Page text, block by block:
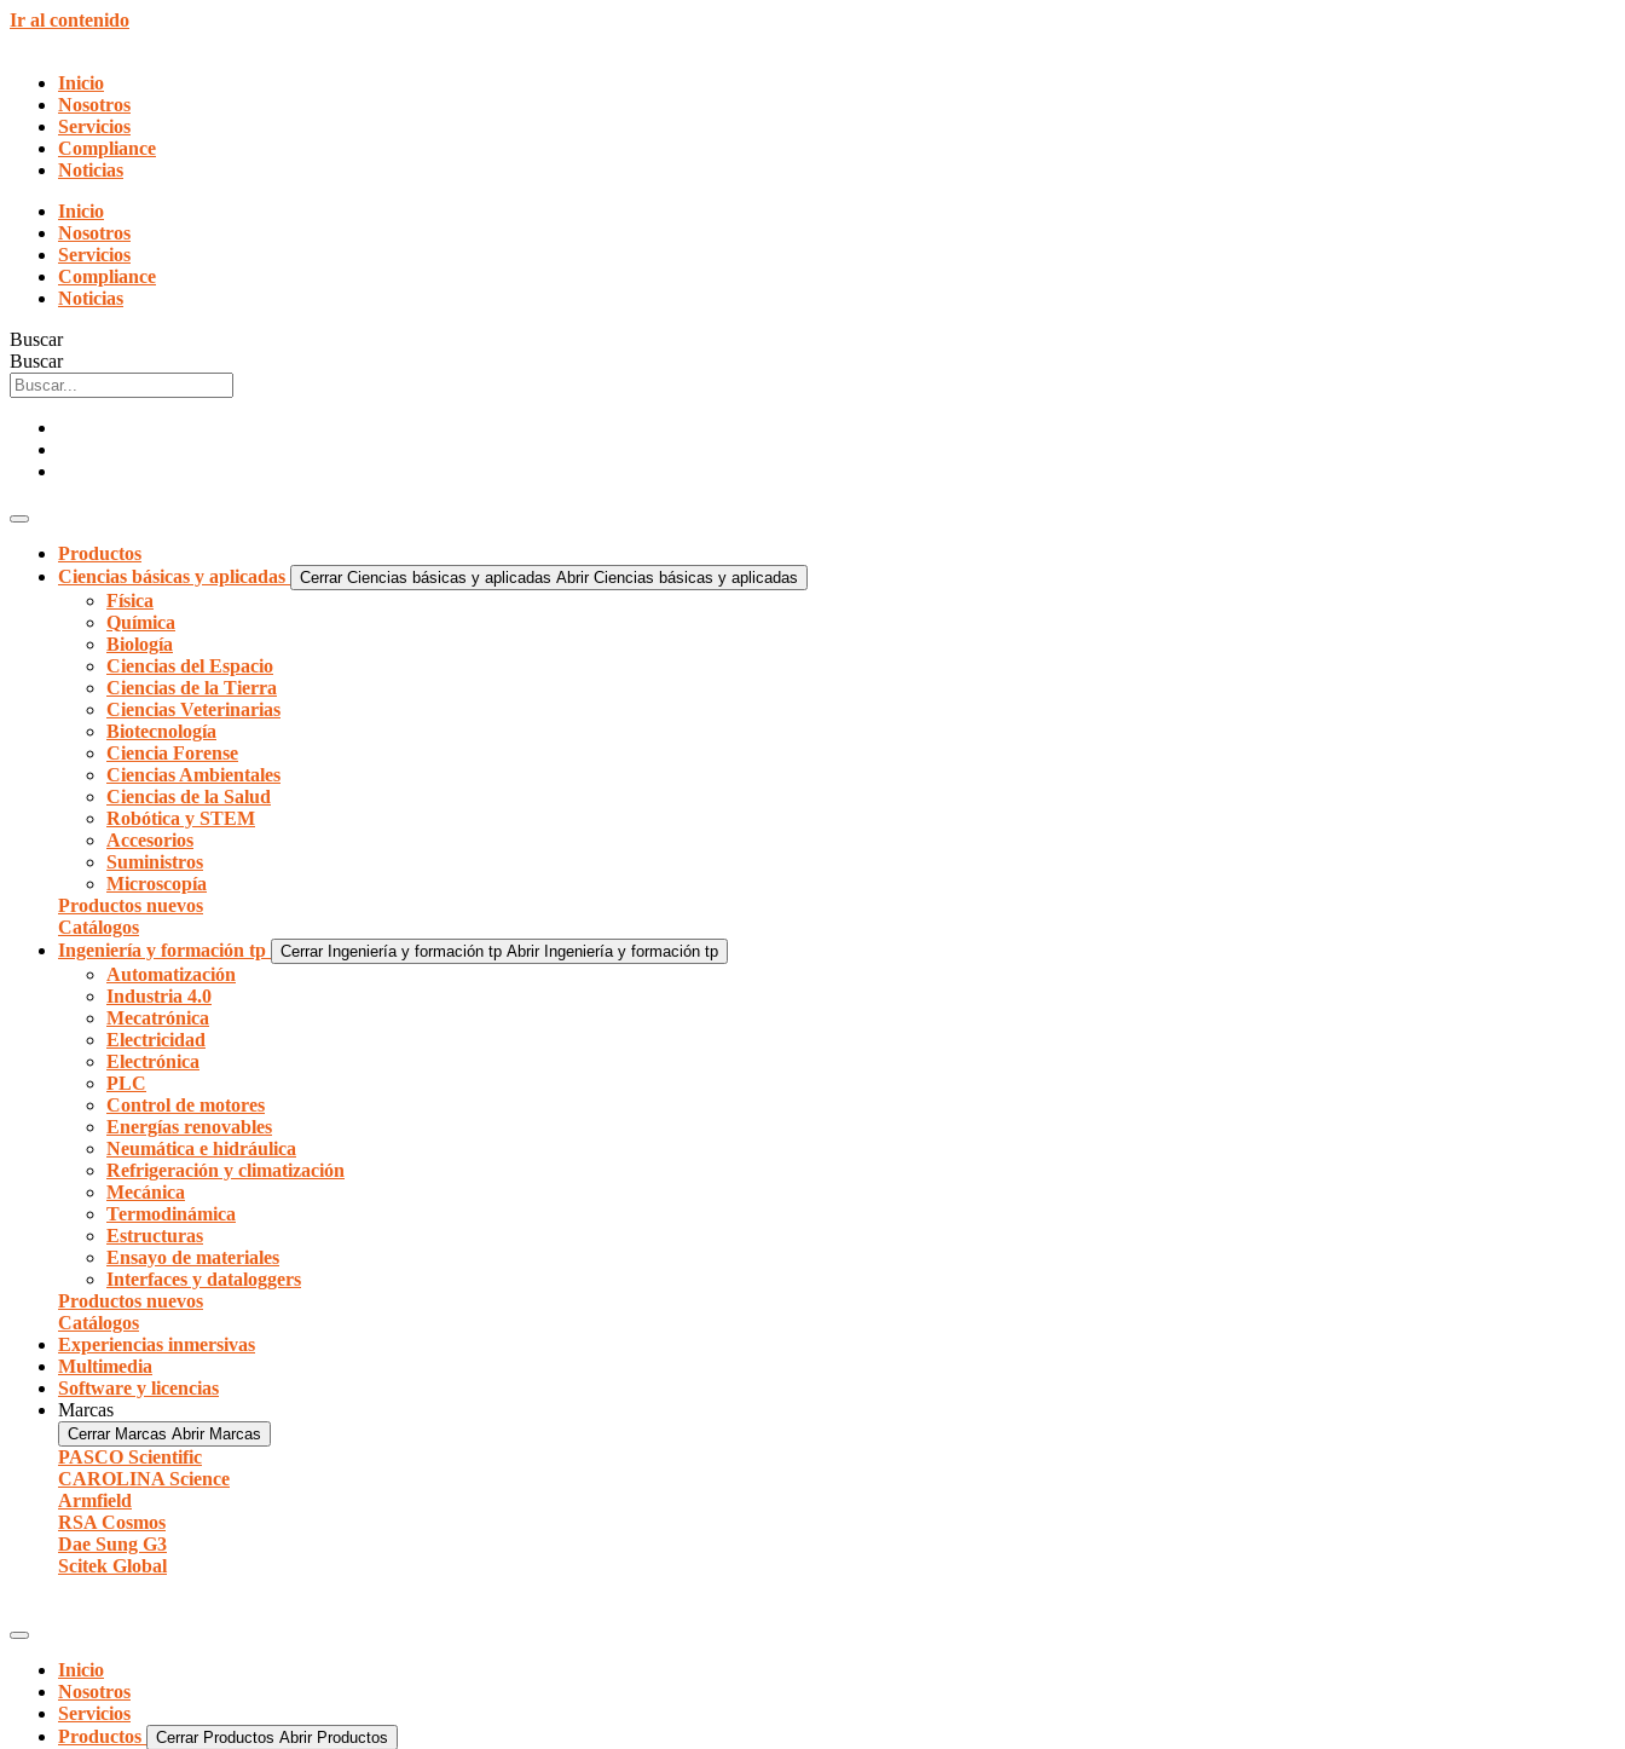
Ir al contenido
Inicio
Nosotros
Servicios
Compliance
Noticias
Inicio
Nosotros
Servicios
Compliance
Noticias
Buscar
Buscar
Productos
Ciencias básicas y aplicadas
Cerrar Ciencias básicas y aplicadas Abrir Ciencias básicas y aplicadas
Física
Química
Biología
Ciencias del Espacio
Ciencias de la Tierra
Ciencias Veterinarias
Biotecnología
Ciencia Forense
Ciencias Ambientales
Ciencias de la Salud
Robótica y STEM
Accesorios
Suministros
Microscopía
Productos nuevos
Catálogos
Ingeniería y formación tp
Cerrar Ingeniería y formación tp Abrir Ingeniería y formación tp
Automatización
Industria 4.0
Mecatrónica
Electricidad
Electrónica
PLC
Control de motores
Energías renovables
Neumática e hidráulica
Refrigeración y climatización
Mecánica
Termodinámica
Estructuras
Ensayo de materiales
Interfaces y dataloggers
Productos nuevos
Catálogos
Experiencias inmersivas
Multimedia
Software y licencias
Marcas
Cerrar Marcas Abrir Marcas
PASCO Scientific
CAROLINA Science
Armfield
RSA Cosmos
Dae Sung G3
Scitek Global
Inicio
Nosotros
Servicios
Productos
Cerrar Productos Abrir Productos